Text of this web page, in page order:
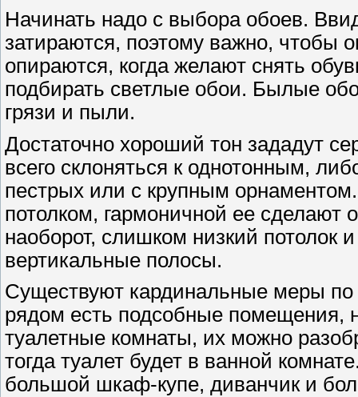
Начинать надо с выбора обоев.
затираются, поэтому важно, чтобы
опираются, когда желают снять
подбирать светлые обои. Былые
грязи и пыли.
Достаточно хороший тон зададут
всего склоняться к однотонным,
пестрых или с крупным
потолком, гармоничной ее сделают
наоборот, слишком низкий потолок
вертикальные полосы.
Существуют кардинальные меры
рядом есть подсобные помещения,
туалетные комнаты, их можно
тогда туалет будет в ванной
большой шкаф-купе, диванчик и